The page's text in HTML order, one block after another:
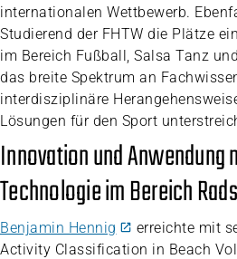
internationalen Wettbewerb.
Studierend der FHTW die Plätze
im Bereich Fußball, Salsa Tanz
das breite Spektrum an
interdisziplinäre
Lösungen für den Sport
Innovation und Anwendung
Technologie im Bereich
Benjamin Hennig
erreichte mit
Activity Classification in Beach